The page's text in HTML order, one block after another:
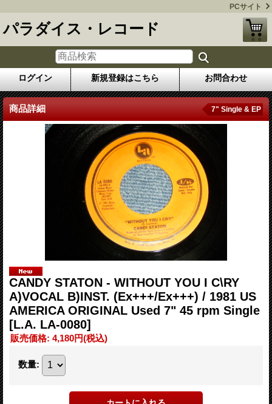
PCサイト
パラダイス・レコード
ログイン 新規登録はこちら お問合わせ
商品詳細 7" Single & EP
CANDY STATON - WITHOUT YOU I C\RY
A)VOCAL B)INST. (Ex+++/Ex+++) / 1981 US
AMERICA ORIGINAL Used 7" 45 rpm Single
[L.A. LA-0080]
販売価格: 4,180円(税込)
数量: